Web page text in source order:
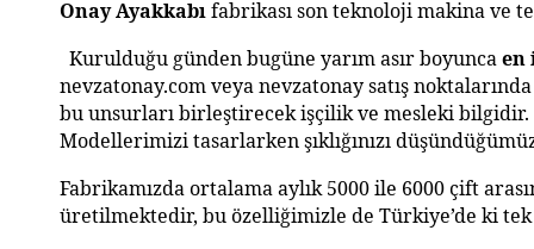
Onay Ayakkabı fabrikası son teknoloji makina ve
Kurulduğu günden bugüne yarım asır boyunca en
nevzatonay.com veya nevzatonay satış
bu unsurları birleştirecek işçilik ve mesleki bilgidir.
Modellerimizi tasarlarken şıklığınızı
Fabrikamızda ortalama aylık 5000 ile 6000 çift
üretilmektedir, bu özelliğimizle de Türkiye’de ki